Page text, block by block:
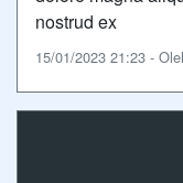
nostrud ex
15/01/2023 21:23 -